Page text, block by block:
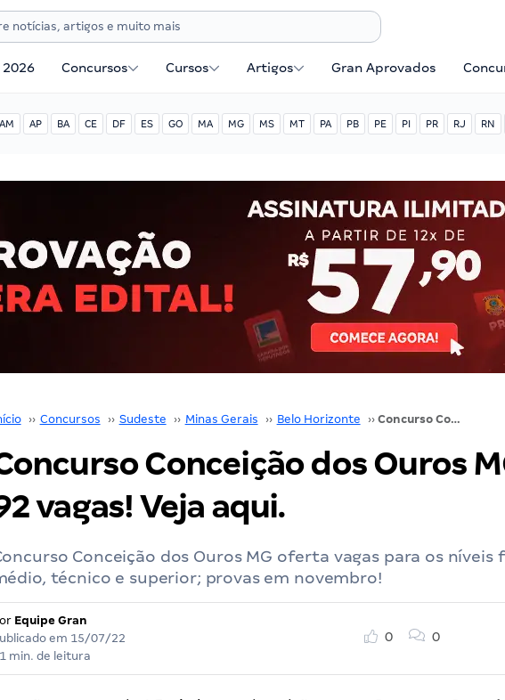
2026 Concursos Cursos Artigos Gran Aprovados
AM AP BA CE DF ES GO MA MG MS MT PA PB PE PI PR RJ RN
›› Concursos ›› Sudeste ›› Minas Gerais ›› Belo Horizonte ›› Concurso Conceição dos Ouros MG: SAIU! 92 vagas! Veja aqui.
Conceição dos Ouros
vagas! Veja aqui.
Conceição dos Ouros MG oferta vagas para os
técnico e superior; provas em novembro!
Equipe Gran
em 15/07/22
min. de leitura
0 0